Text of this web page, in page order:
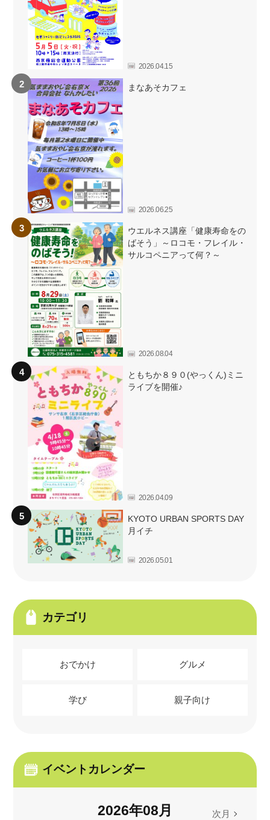
2026.04.15
まなあそカフェ
2026.06.25
ウエルネス講座「健康寿命をの
ばそう」～ロコモ・フレイル・
サルコペニアって何？～
2026.08.04
ともちか８９０(やっくん)ミニ
ライブを開催♪
2026.04.09
KYOTO URBAN SPORTS DAY
月イチ
2026.05.01
カテゴリ
おでかけ グルメ
学び 親子向け
イベントカレンダー
2026年08月 次月